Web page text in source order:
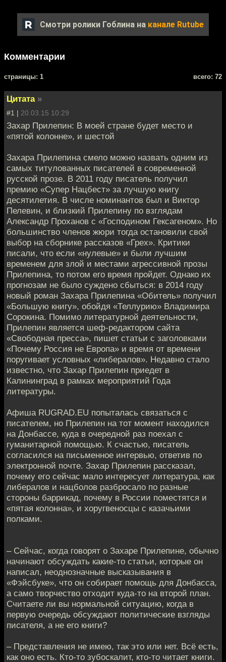
Смотри ролики Гоблина на канале Rutube
Комментарии
cтраницы: 1 всего: 72
Цитата »
#1 | 20.03.15 10:29
Захар Прилепин: В моей стране будет место и
«пятой колонне», и шестой
Захара Прилепина смело можно назвать одним из
самых титулованных писателей в современной
русской прозе. В 2011 году писатель получил
премию «Супер Нацбест» за лучшую книгу
десятилетия. В числе номинантов был и Виктор
Пелевин, и близкий Прилепину по взглядам
Александр Проханов с «Господином Гексагеном». Но
большинство членов жюри тогда остановили свой
выбор на сборнике рассказов «Грех». Критики
писали, что если «нулевые» и были лучшим
временем для злой и местами агрессивной прозы
Прилепина, то потом его время пройдет. Однако их
прогнозам не было суждено сбыться: в 2014 году
новый роман Захара Прилепина «Обитель» получил
«Большую книгу», обойдя «Теллурию» Владимира
Сорокина. Помимо литературной деятельности,
Прилепин является шеф-редактором сайта
«Свободная пресса», пишет статьи с заголовками
«Почему Россия не Европа» и время от времени
поругивает условных «либералов». Недавно стало
известно, что Захар Прилепин приедет в
Калининград в рамках мероприятий Года
литературы.
Афиша RUGRAD.EU попыталась связаться с
писателем, но Прилепин на тот момент находился
на Донбассе, куда в очередной раз поехал с
гуманитарной помощью. К счастью, писатель
согласился на письменное интервью, ответив по
электронной почте. Захар Прилепин рассказал,
почему его сейчас мало интересует литература, как
либералов и нацболов разбросало по разные
стороны баррикад, почему в России поместятся и
«пятая колонна», и хоругвеносцы с казачьими
полками.
– Сейчас, когда говорят о Захаре Прилепине, обычно
начинают обсуждать какие-то статьи, которые он
написал, неоднозначные высказывания в
«Фэйсбуке», что он собирает помощь для Донбасса,
а само творчество отходит куда-то на второй план.
Считаете ли вы нормальной ситуацию, когда в
первую очередь обсуждают политические взгляды
писателя, а не его книги?
– Представления не имею, так это или нет. Всё есть,
как оно есть. Кто-то зубоскалит, кто-то читает книги.